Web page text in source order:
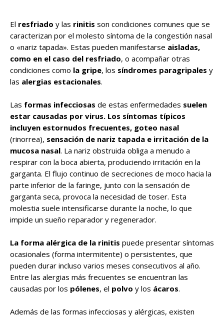
El resfriado y las rinitis son condiciones comunes que se
caracterizan por el molesto síntoma de la congestión nasal
o «nariz tapada». Estas pueden manifestarse aisladas,
como en el caso del resfriado, o acompañar otras
condiciones como la gripe, los síndromes paragripales y
las alergias estacionales.
Las formas infecciosas de estas enfermedades suelen
estar causadas por virus. Los síntomas típicos
incluyen estornudos frecuentes, goteo nasal
(rinorrea), sensación de nariz tapada e irritación de la
mucosa nasal. La nariz obstruida obliga a menudo a
respirar con la boca abierta, produciendo irritación en la
garganta. El flujo continuo de secreciones de moco hacia la
parte inferior de la faringe, junto con la sensación de
garganta seca, provoca la necesidad de toser. Esta
molestia suele intensificarse durante la noche, lo que
impide un sueño reparador y regenerador.
La forma alérgica de la rinitis puede presentar síntomas
ocasionales (forma intermitente) o persistentes, que
pueden durar incluso varios meses consecutivos al año.
Entre las alergias más frecuentes se encuentran las
causadas por los pólenes, el polvo y los ácaros.
Además de las formas infecciosas y alérgicas, existen